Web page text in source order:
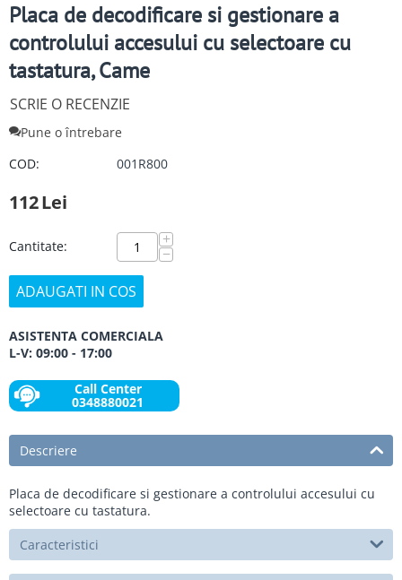
Placa de decodificare si gestionare a
controlului accesului cu selectoare cu
tastatura, Came
SCRIE O RECENZIE
Pune o întrebare
COD:
001R800
112Lei
Cantitate: +
−
ADAUGATI IN COS
ASISTENTA COMERCIALA
L-V: 09:00 - 17:00
Call Center
0348880021
Descriere
Placa de decodificare si gestionare a controlului accesului cu
selectoare cu tastatura.
Caracteristici